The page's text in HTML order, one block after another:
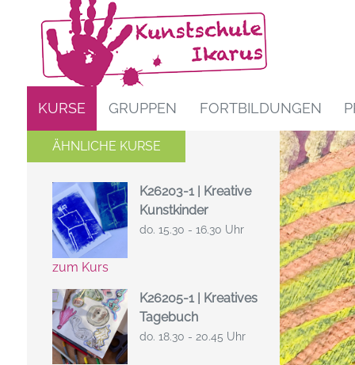
KURSE GRUPPEN FORTBILDUNGEN
ÄHNLICHE KURSE
zum Kurs
K26203-1 | Kreative
Kunstkinder
do. 15.30 - 16.30 Uhr
K26205-1 | Kreatives
Tagebuch
do. 18.30 - 20.45 Uhr